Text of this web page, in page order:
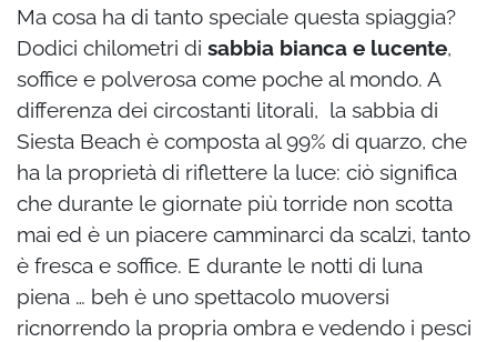
Ma cosa ha di tanto speciale questa spiaggia?
Dodici chilometri di sabbia bianca e lucente,
soffice e polverosa come poche al mondo. A
differenza dei circostanti litorali, la sabbia di
Siesta Beach è composta al 99% di quarzo, che
ha la proprietà di riflettere la luce: ciò significa
che durante le giornate più torride non scotta
mai ed è un piacere camminarci da scalzi, tanto
è fresca e soffice. E durante le notti di luna
piena … beh è uno spettacolo muoversi
ricnorrendo la propria ombra e vedendo i pesci